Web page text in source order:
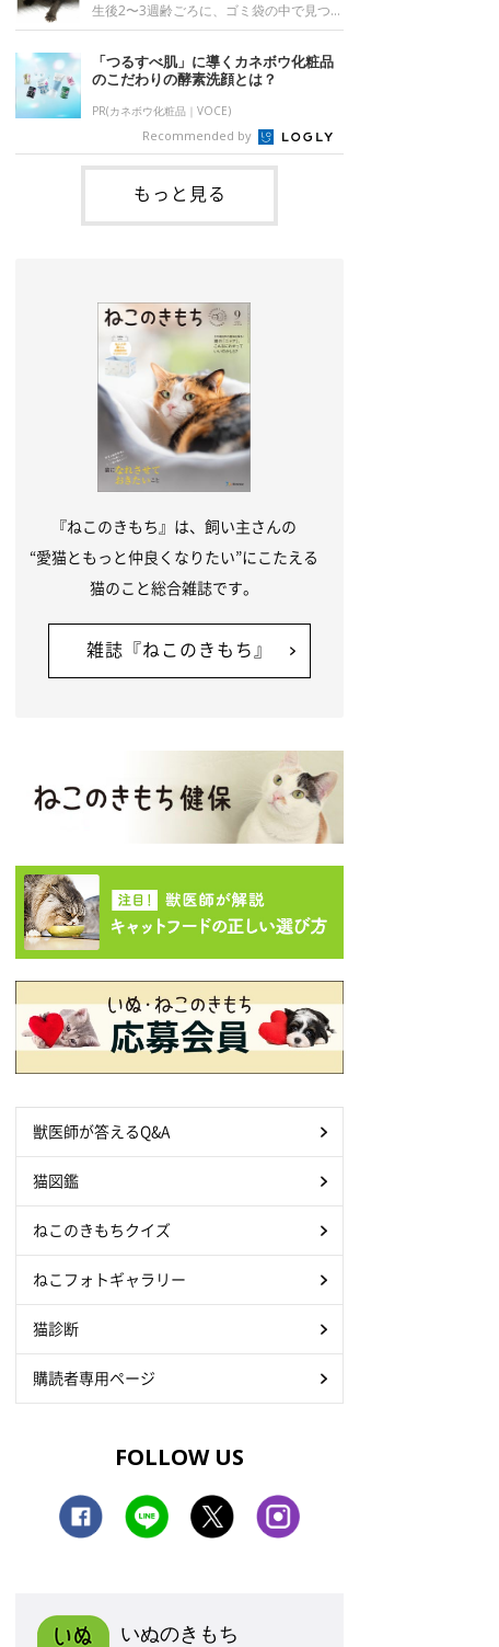
でうとうとし始めたのだとか。飼い主さ
ちゃん（ともに取材時6才）の成長記録で
す。この写真は、お迎えして間もない生後
グラム、てんちゃんは209グラムと、どち
らもとても小さな体でした。2匹
子猫保護当時のモモちゃん。@Kingponzu
紹介するのは、X（旧Twitter）ユーザー
@Kingponzuさんの愛猫・モモちゃん（取
材時1才）の成長記録です。こちらは、モ
モちゃんが生後1カ月ごろに撮影された一
枚。飼い主さんの自宅マンションの駐輪場
で鳴いていたところを保護された当時の姿
です。子猫時代のモモちゃん。
@Kingponzuその日は気温が35℃を
に！ 美しい黒猫に成長した姿にグッ
とくる
生後2〜3週齢ごろに、ゴミ袋の中で見つか
った小さな命。ミルクから育てられたその
子猫は今、家族に欠かせない存在へと成長
しました。ゴミ袋の中で見つかった、ミニ
モグラのような子猫よちよち歩きをしてい
たころの、生後2〜3週齢ごろのドンちゃ
ん。@doddou_1今回紹介するのは、
X（旧Twitter）ユーザー@doddou_1さん
の愛猫・ドンちゃん（取材時、推定6才／
本名：ドミトリー・ドンスコイ）。ドンち
ゃんは、保護猫でした。ドンちゃんが見つ
かったのは、飼い主さんの姉の勤め先の敷
「つるすべ肌」に導くカネボウ化粧品
のこだわりの酵素洗顔とは？
PR(カネボウ化粧品｜VOCE)
Recommended by
もっと見る
『ねこのきもち』は、飼い主さんの
“愛猫ともっと仲良くなりたい”にこたえる
猫のこと総合雑誌です。
雑誌『ねこのきもち』
獣医師が答えるQ&A
猫図鑑
ねこのきもちクイズ
ねこフォトギャラリー
猫診断
購読者専用ページ
FOLLOW US
いぬのきもち